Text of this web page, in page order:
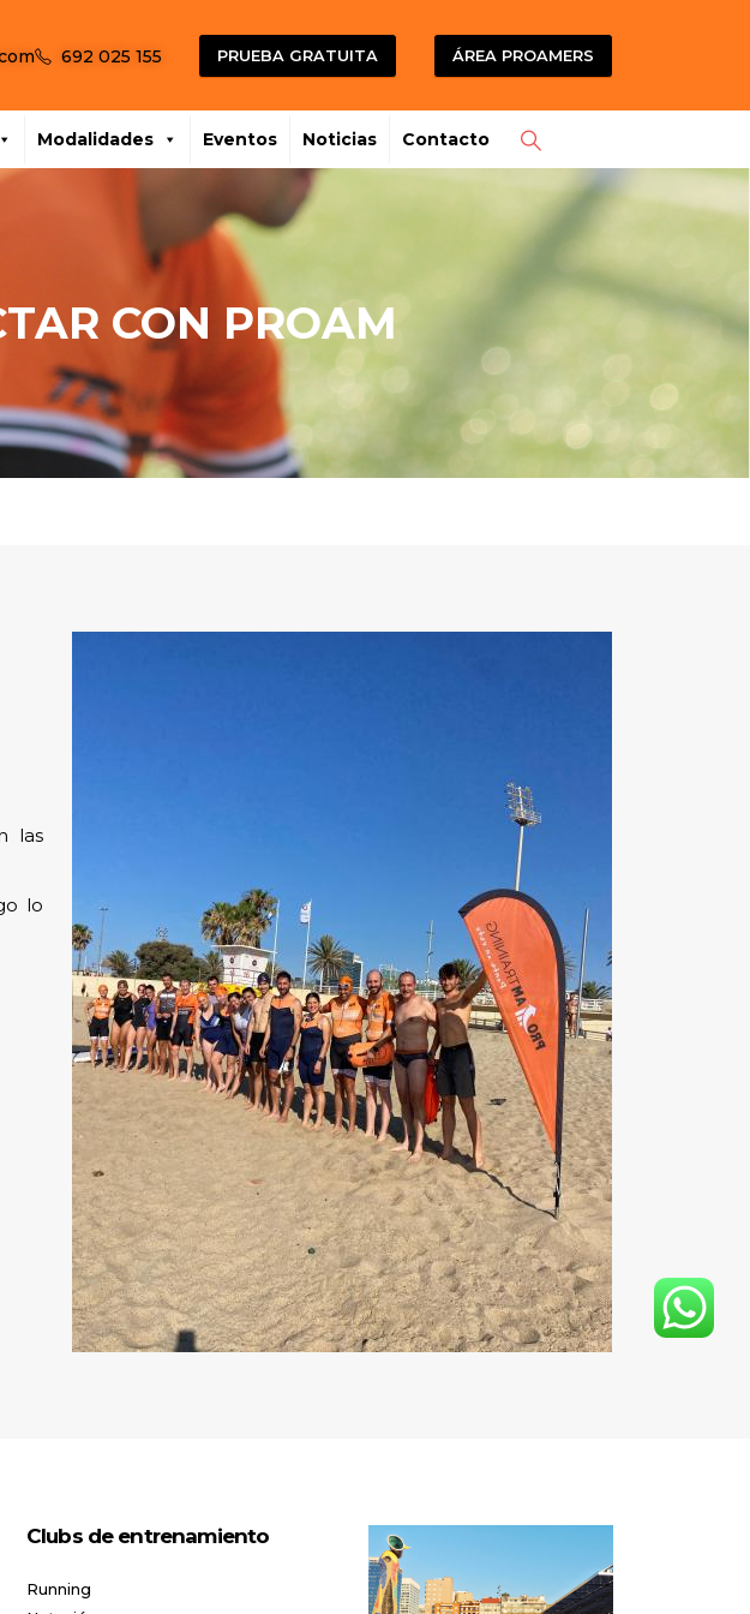
692 025 155 PRUEBA GRATUITA ÁREA PROAMERS
Modalidades Eventos Noticias Contacto
CON PROAM
las
lo
Clubs de entrenamiento
Running